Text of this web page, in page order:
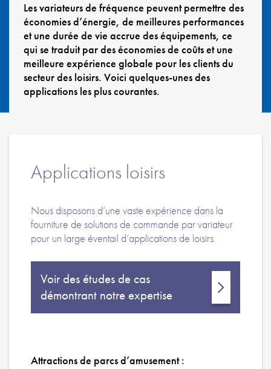
Les variateurs de fréquence peuvent permettre des
économies d’énergie, de meilleures performances
et une durée de vie accrue des équipements, ce
qui se traduit par des économies de coûts et une
meilleure expérience globale pour les clients du
secteur des loisirs. Voici quelques-unes des
applications les plus courantes.
Applications loisirs
Nous disposons d’une vaste expérience dans la
fourniture de solutions de commande par variateur
pour un large éventail d’applications de loisirs.
Voir des études de cas
démontrant notre expertise
Attractions de parcs d’amusement :
Contact
Politique de confidentialité
Plan du site